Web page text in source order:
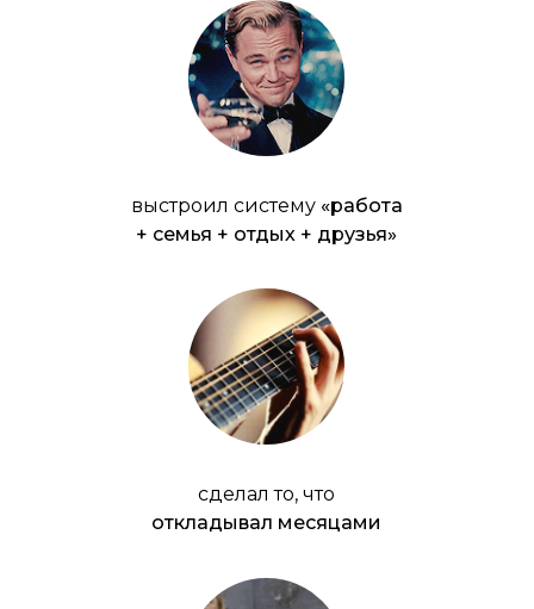
выстроил систему «работа
+ семья + отдых + друзья»
сделал то, что
откладывал месяцами